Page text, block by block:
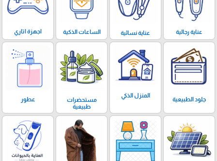
عناية رجالية عناية نسائية الساعات الذكية اجهزة اتاري
جلود الطبيعية
المنزل الذكي
مستحضرات
طبيعية
عطور